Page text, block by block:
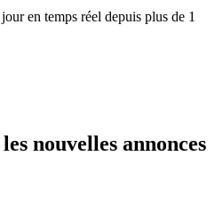
en temps réel depuis plus de 1
nouvelles annonces